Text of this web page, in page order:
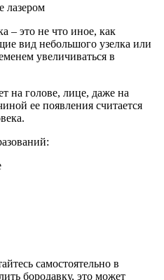
– это не что иное, как
вид небольшого узелка или
увеличиваться в
на голове, лице, даже на
ее появления считается
самостоятельно в
бородавку, это может